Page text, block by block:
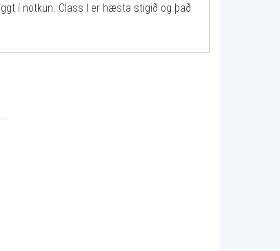
í notkun. Class I er hæsta stigið og það